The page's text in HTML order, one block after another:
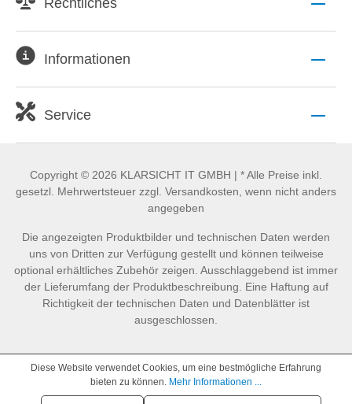
Rechtliches
Informationen
Service
Copyright © 2026 KLARSICHT IT GMBH | * Alle Preise inkl.
gesetzl. Mehrwertsteuer zzgl. Versandkosten, wenn nicht anders
angegeben
Die angezeigten Produktbilder und technischen Daten werden
uns von Dritten zur Verfügung gestellt und können teilweise
optional erhältliches Zubehör zeigen. Ausschlaggebend ist immer
der Lieferumfang der Produktbeschreibung. Eine Haftung auf
Richtigkeit der technischen Daten und Datenblätter ist
ausgeschlossen.
Diese Website verwendet Cookies, um eine bestmögliche Erfahrung
bieten zu können. Mehr Informationen ...